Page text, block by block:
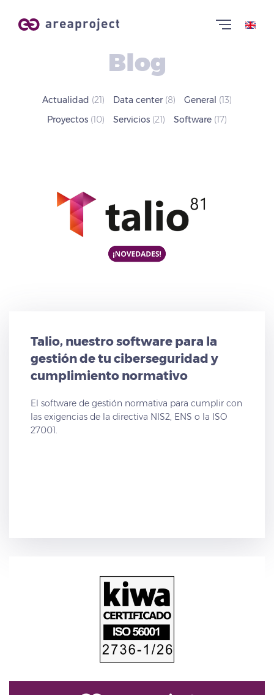
Blog
Actualidad (21) Data center (8) General (13)
Proyectos (10) Servicios (21) Software (17)
Talio, nuestro software para la
gestión de tu ciberseguridad y
cumplimiento normativo
El software de gestión normativa para cumplir con
las exigencias de la directiva NIS2, ENS o la ISO
27001.